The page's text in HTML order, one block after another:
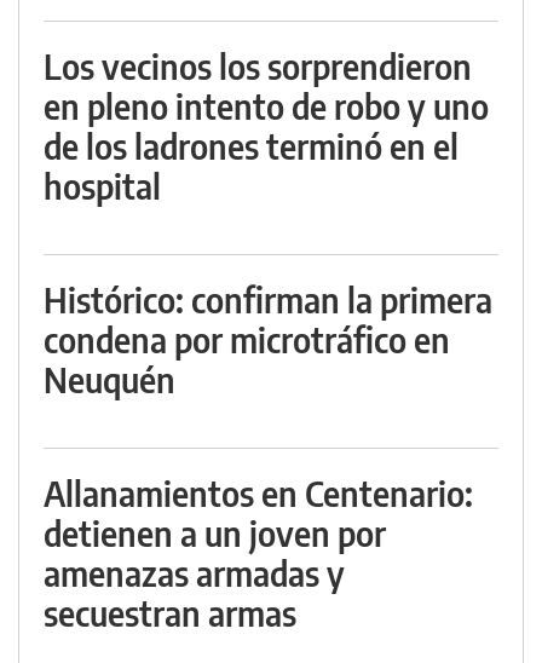
Los vecinos los sorprendieron
en pleno intento de robo y uno
de los ladrones terminó en el
hospital
Histórico: confirman la primera
condena por microtráfico en
Neuquén
Allanamientos en Centenario:
detienen a un joven por
amenazas armadas y
secuestran armas